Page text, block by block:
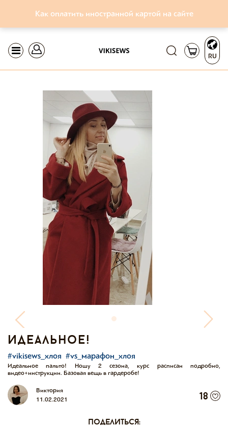
Как оплатить иностранной картой на сайте
RU
идеальное!
#vikisews_хлоя #vs_марафон_хлоя
Идеальное пальто! Ношу 2 сезона, курс расписан подробно,
видео+инструкции. Базовая вещь в гардеробе!
Виктория
11.02.2021
18
поделиться: